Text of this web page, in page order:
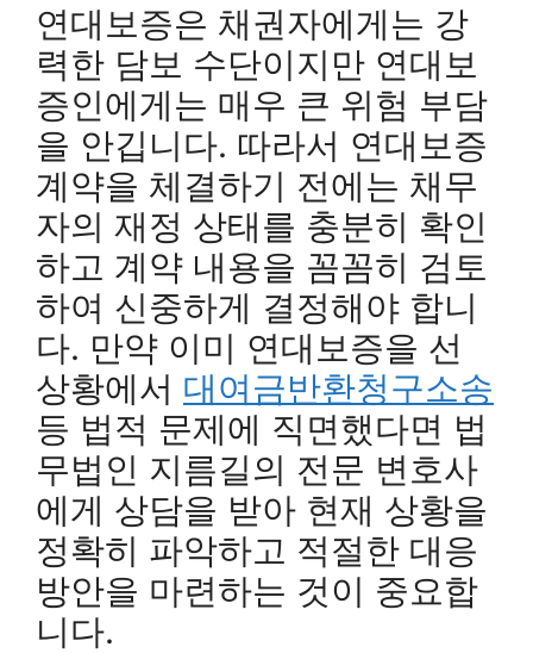
연대보증은 채권자에게는 강
력한 담보 수단이지만 연대보
증인에게는 매우 큰 위험 부담
을 안깁니다. 따라서 연대보증
계약을 체결하기 전에는 채무
자의 재정 상태를 충분히 확인
하고 계약 내용을 꼼꼼히 검토
하여 신중하게 결정해야 합니
다. 만약 이미 연대보증을 선
상황에서 대여금반환청구소송
등 법적 문제에 직면했다면 법
무법인 지름길의 전문 변호사
에게 상담을 받아 현재 상황을
정확히 파악하고 적절한 대응
방안을 마련하는 것이 중요합
니다.